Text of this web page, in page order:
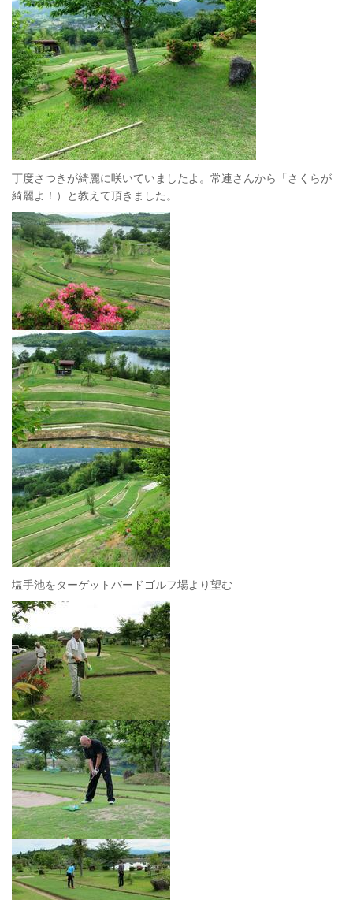
丁度さつきが綺麗に咲いていましたよ。常連さんから「さくらが
綺麗よ！）と教えて頂きました。
塩手池をターゲットバードゴルフ場より望む